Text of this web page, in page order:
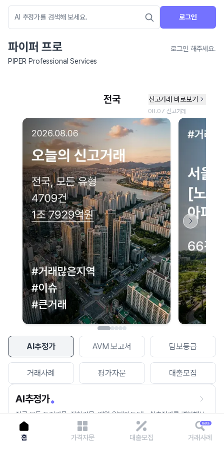
로그인
파이퍼 프로
로그인 해주세요.
PIPER Professional Services
AI추정가 AVM 보고서 담보등급
거래사례 평가자문 대출모집
AI추정가
전국 모든 토지건물, 집합건물, 매월 업데이트되는 AI추정가를 경험해보
세요.
네이버 지도 연결 안내
현재 네이버 지도 연결이 원활하지 않아 지도를 불러올 수 없습니다.
이용에 불편을 드려 죄송합니다.
다시 시도
홈 가격자문 대출모집 거래사례